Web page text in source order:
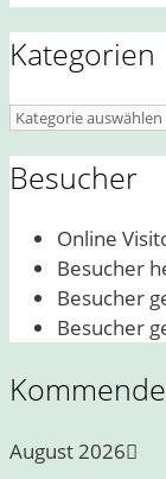
Kategorien
Kategorien
Besucher
Online
Besucher
Besucher
Besucher
August 2026